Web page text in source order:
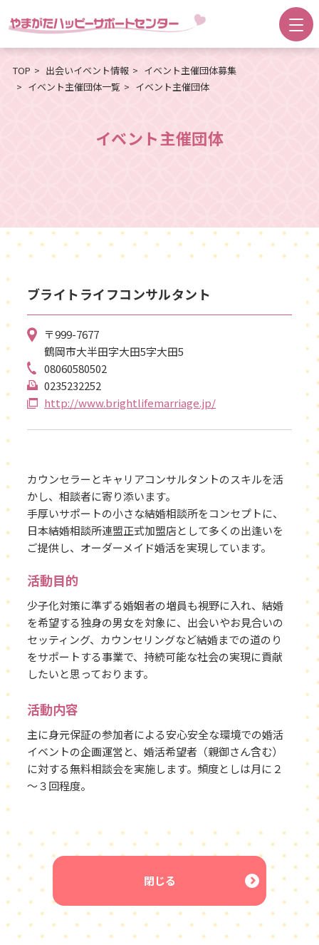
TOP 出会いイベント情報
イベント主催団体募集
イベント主催団体一覧
イベント主催団体
イベント主催団体
ブライトライフコンサルタント
〒999-7677
鶴岡市大半田字大田5字大田5
08060580502
0235232252
http://www.brightlifemarriage.jp/
カウンセラーとキャリアコンサルタントのスキルを活
かし、相談者に寄り添います。
手厚いサポートの小さな結婚相談所をコンセプトに、
日本結婚相談所連盟正式加盟店として多くの出逢いを
ご提供し、オーダーメイド婚活を実現しています。
活動目的
少子化対策に準ずる婚姻者の増員も視野に入れ、結婚
を希望する独身の男女を対象に、出会いやお見合いの
セッティング、カウンセリングなど結婚までの道のり
をサポートする事業で、持続可能な社会の実現に貢献
したいと思っております。
活動内容
主に身元保証の参加者による安心安全な環境での婚活
イベントの企画運営と、婚活希望者（親御さん含む）
に対する無料相談会を実施します。頻度としは月に２
～３回程度。
閉じる